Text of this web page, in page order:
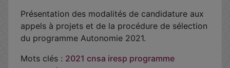
Présentation des modalités de candidature aux
appels à projets et de la procédure de sélection
du programme Autonomie 2021.
Mots clés : 2021 cnsa iresp programme